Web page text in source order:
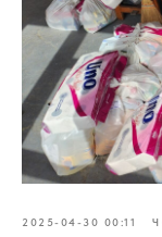
2025-04-30 00:11